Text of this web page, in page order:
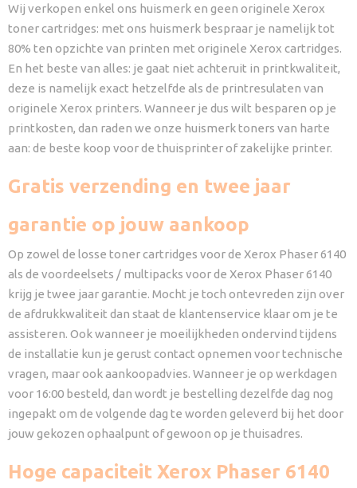
Wij verkopen enkel ons huismerk en geen originele Xerox
toner cartridges: met ons huismerk bespraar je namelijk tot
80% ten opzichte van printen met originele Xerox cartridges.
En het beste van alles: je gaat niet achteruit in printkwaliteit,
deze is namelijk exact hetzelfde als de printresulaten van
originele Xerox printers. Wanneer je dus wilt besparen op je
printkosten, dan raden we onze huismerk toners van harte
aan: de beste koop voor de thuisprinter of zakelijke printer.
Gratis verzending en twee jaar
garantie op jouw aankoop
Op zowel de losse toner cartridges voor de Xerox Phaser 6140
als de voordeelsets / multipacks voor de Xerox Phaser 6140
krijg je twee jaar garantie. Mocht je toch ontevreden zijn over
de afdrukkwaliteit dan staat de klantenservice klaar om je te
assisteren. Ook wanneer je moeilijkheden ondervind tijdens
de installatie kun je gerust contact opnemen voor technische
vragen, maar ook aankoopadvies. Wanneer je op werkdagen
voor 16:00 besteld, dan wordt je bestelling dezelfde dag nog
ingepakt om de volgende dag te worden geleverd bij het door
jouw gekozen ophaalpunt of gewoon op je thuisadres.
Hoge capaciteit Xerox Phaser 6140